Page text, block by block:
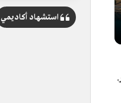
استشهاد أكاديمي